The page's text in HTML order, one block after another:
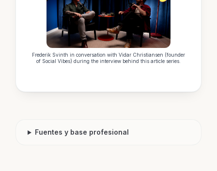
Frederik Svinth in conversation with Vidar Christiansen (founder
of Social Vibes) during the interview behind this article series.
Fuentes y base profesional